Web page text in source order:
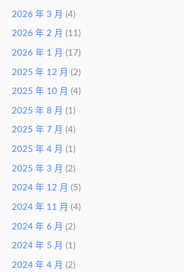
2026 年 3 月 (4)
2026 年 2 月 (11)
2026 年 1 月 (17)
2025 年 12 月 (2)
2025 年 10 月 (4)
2025 年 8 月 (1)
2025 年 7 月 (4)
2025 年 4 月 (1)
2025 年 3 月 (2)
2024 年 12 月 (5)
2024 年 11 月 (4)
2024 年 6 月 (2)
2024 年 5 月 (1)
2024 年 4 月 (2)